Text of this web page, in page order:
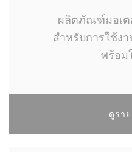
ผลิตภัณฑ์มอเต
สำหรับการใช้งา
พร้อม
ดูรา